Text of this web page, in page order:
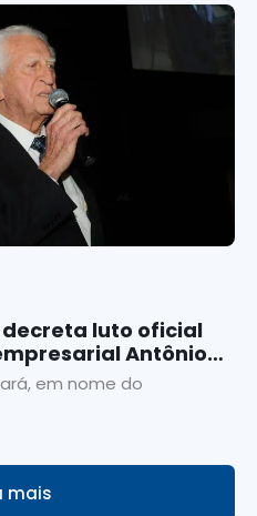
decreta luto oficial
Antônio
em nome do
mais